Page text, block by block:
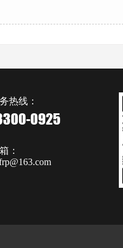
热线：
0925
：